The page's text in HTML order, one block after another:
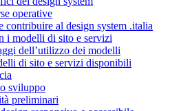
operative
contribuire al design system .italia
i modelli di sito e servizi
dell’utilizzo dei modelli
di sito e servizi disponibili
sviluppo
preliminari